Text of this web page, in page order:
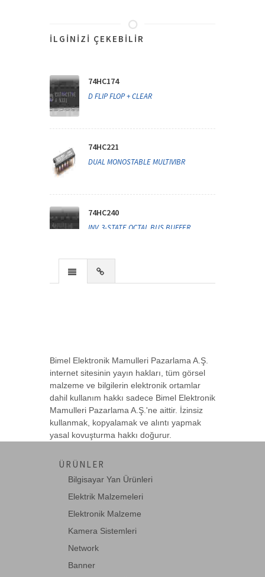
İLGINIZI ÇEKEBILIR
74HC174
D FLIP FLOP + CLEAR
74HC221
DUAL MONOSTABLE MULTIVIBR
74HC240
INV. 3-STATE OCTAL BUS BUFFER
74HC257
TRI STATE HEX BUFFER
74HC688
8 BIT EQUALITY COMPARATOR
74HC73
Bimel Elektronik Mamulleri Pazarlama A.Ş.
internet sitesinin yayın hakları, tüm görsel
malzeme ve bilgilerin elektronik ortamlar
dahil kullanım hakkı sadece Bimel Elektronik
Mamulleri Pazarlama A.Ş.'ne aittir. İzinsiz
kullanmak, kopyalamak ve alıntı yapmak
yasal kovuşturma hakkı doğurur.
ÜRÜNLER
Bilgisayar Yan Ürünleri
Elektrik Malzemeleri
Elektronik Malzeme
Kamera Sistemleri
Network
Banner